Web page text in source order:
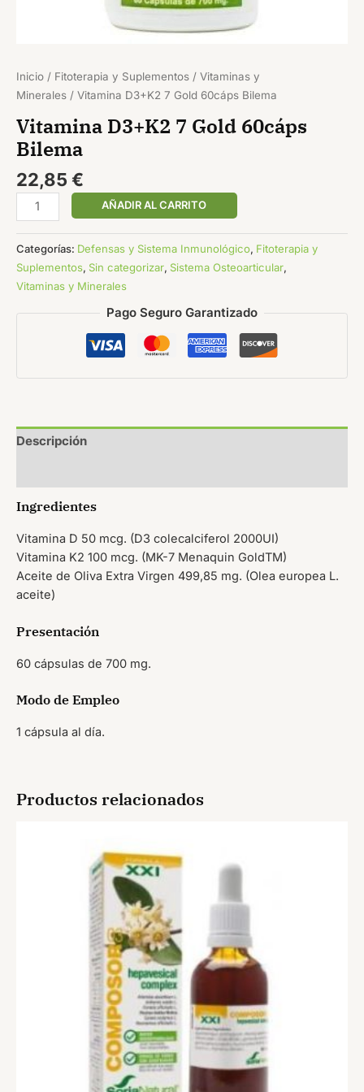
Inicio / Fitoterapia y Suplementos / Vitaminas y
Minerales / Vitamina D3+K2 7 Gold 60cáps Bilema
Vitamina D3+K2 7 Gold 60cáps
Bilema
22,85 €
AÑADIR AL CARRITO
Categorías: Defensas y Sistema Inmunológico, Fitoterapia y
Suplementos, Sin categorizar, Sistema Osteoarticular,
Vitaminas y Minerales
Pago Seguro Garantizado
Descripción
Ingredientes
Vitamina D 50 mcg. (D3 colecalciferol 2000UI)
Vitamina K2 100 mcg. (MK-7 Menaquin GoldTM)
Aceite de Oliva Extra Virgen 499,85 mg. (Olea europea L.
aceite)
Presentación
60 cápsulas de 700 mg.
Modo de Empleo
1 cápsula al día.
Productos relacionados